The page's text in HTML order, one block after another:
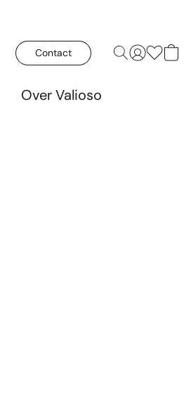
Contact
Over Valioso